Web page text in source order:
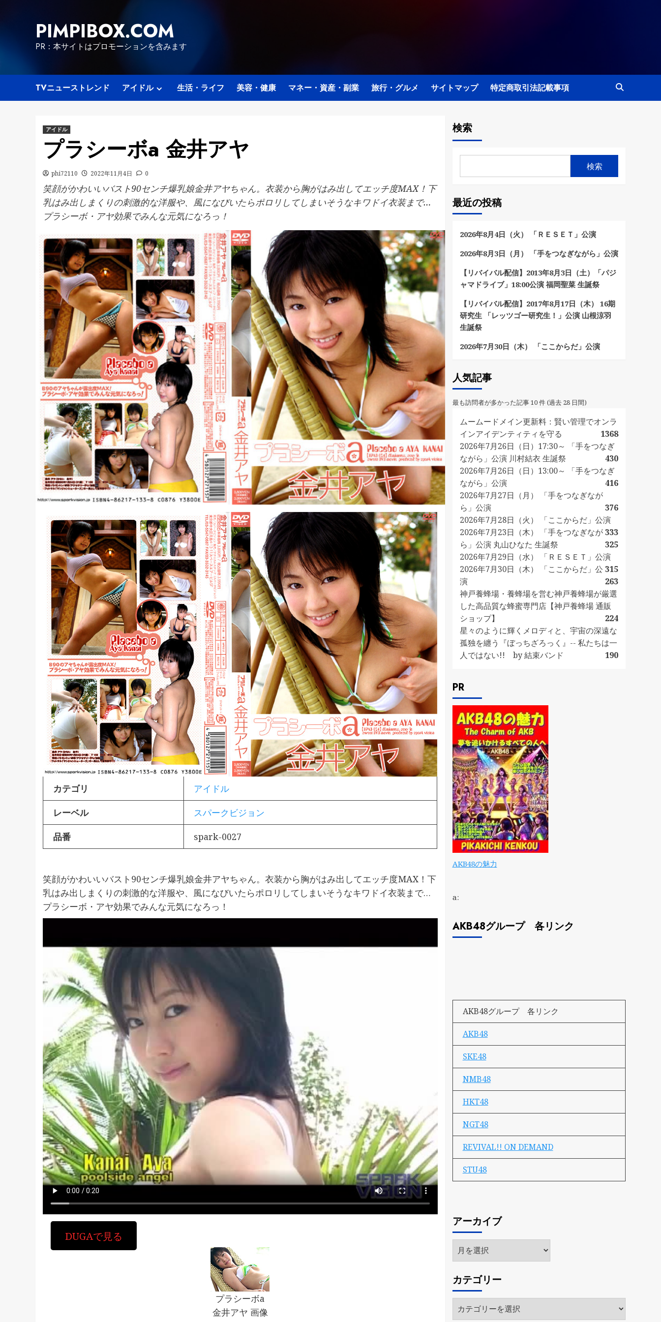
PIMPIBOX.COM
PR：本サイトはプロモーションを含みます
TVニューストレンド アイドル 生活・ライフ 美容・健康 マネー・資産・副業 旅行・グルメ サイトマップ 特定商取引法記載事項
アイドル
プラシーボa 金井アヤ
phi72110 2022年11月4日 0
笑顔がかわいいバスト90センチ爆乳娘金井アヤちゃん。衣装から胸がはみ出してエッチ度MAX！下
乳はみ出しまくりの刺激的な洋服や、風になびいたらポロリしてしまいそうなキワドイ衣装まで…
プラシーボ・アヤ効果でみんな元気になろっ！
カテゴリ アイドル
レーベル スパークビジョン
品番 spark-0027
笑顔がかわいいバスト90センチ爆乳娘金井アヤちゃん。衣装から胸がはみ出してエッチ度MAX！下
乳はみ出しまくりの刺激的な洋服や、風になびいたらポロリしてしまいそうなキワドイ衣装まで…
プラシーボ・アヤ効果でみんな元気になろっ！
DUGAで見る
プラシーボa
金井アヤ 画像
検索
検索
最近の投稿
2026年8月4日（火） 「ＲＥＳＥＴ」公演
2026年8月3日（月） 「手をつなぎながら」公演
【リバイバル配信】2013年8月3日（土）「パジ
ャマドライブ」18:00公演 福岡聖菜 生誕祭
【リバイバル配信】2017年8月17日（木） 16期
研究生 「レッツゴー研究生！」公演 山根涼羽
生誕祭
2026年7月30日（木） 「ここからだ」公演
人気記事
最も訪問者が多かった記事 10 件 (過去 28 日間)
ムームードメイン更新料：賢い管理でオンラ
インアイデンティティを守る
1368
2026年7月26日（日）17:30～ 「手をつなぎ
ながら」公演 川村結衣 生誕祭
430
2026年7月26日（日）13:00～ 「手をつなぎ
ながら」公演
416
2026年7月27日（月） 「手をつなぎなが
ら」公演
376
2026年7月28日（火） 「ここからだ」公演
333
2026年7月23日（木） 「手をつなぎなが
ら」公演 丸山ひなた 生誕祭
325
2026年7月29日（水） 「ＲＥＳＥＴ」公演
315
2026年7月30日（木） 「ここからだ」公
演
263
神戸養蜂場・養蜂場を営む神戸養蜂場が厳選
した高品質な蜂蜜専門店【神戸養蜂場 通販
ショップ】
224
星々のように輝くメロディと、宇宙の深遠な
孤独を纏う『ぼっちざろっく』-- 私たちは一
人ではない!! by 結束バンド
190
PR
AKB48の魅力
a:
AKB48グループ 各リンク
AKB48グループ 各リンク
AKB48
SKE48
NMB48
HKT48
NGT48
REVIVAL!! ON DEMAND
STU48
アーカイブ
ア
ー
イ
ブ
カテゴリー
テ